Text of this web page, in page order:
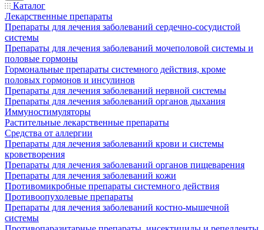
Каталог
Лекарственные препараты
Препараты для лечения заболеваний сердечно-сосудистой
системы
Препараты для лечения заболеваний мочеполовой системы и
половые гормоны
Гормональные препараты системного действия, кроме
половых гормонов и инсулинов
Препараты для лечения заболеваний нервной системы
Препараты для лечения заболеваний органов дыхания
Иммуностимуляторы
Растительные лекарственные препараты
Средства от аллергии
Препараты для лечения заболеваний крови и системы
кроветворения
Препараты для лечения заболеваний органов пищеварения
Препараты для лечения заболеваний кожи
Противомикробные препараты системного действия
Противоопухолевые препараты
Препараты для лечения заболеваний костно-мышечной
системы